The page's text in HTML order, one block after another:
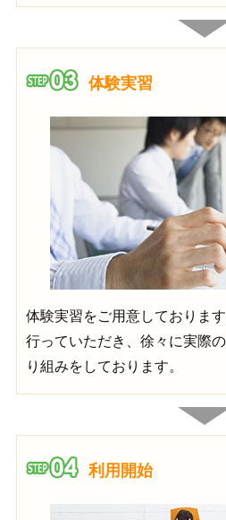
体験実習
体験実習をご用意しておりま
行っていただき、徐々に実際
り組みをしております。
利用開始